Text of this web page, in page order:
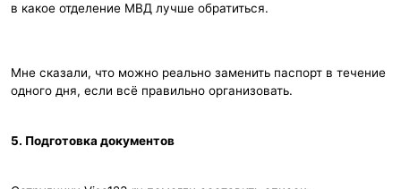
в какое отделение МВД лучше обратиться.
Мне сказали, что можно реально заменить паспорт в течение
одного дня, если всё правильно организовать.
5. Подготовка документов